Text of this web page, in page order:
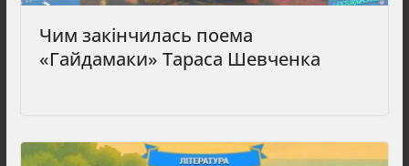
Чим закінчилась поема
«Гайдамаки» Тараса Шевченка